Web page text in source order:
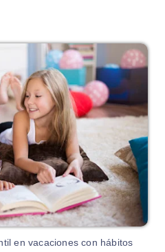
en vacaciones con hábitos